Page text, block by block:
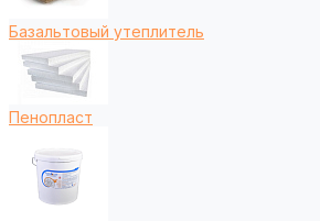
Базальтовый утеплитель
Пенопласт